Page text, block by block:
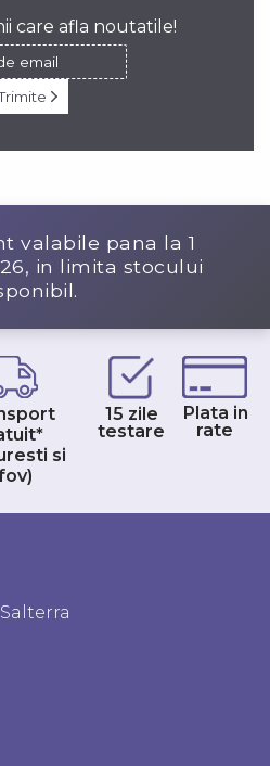
care afla noutatile!
valabile pana la 1
, in limita stocului
si
15 zile
testare
Plata in
rate